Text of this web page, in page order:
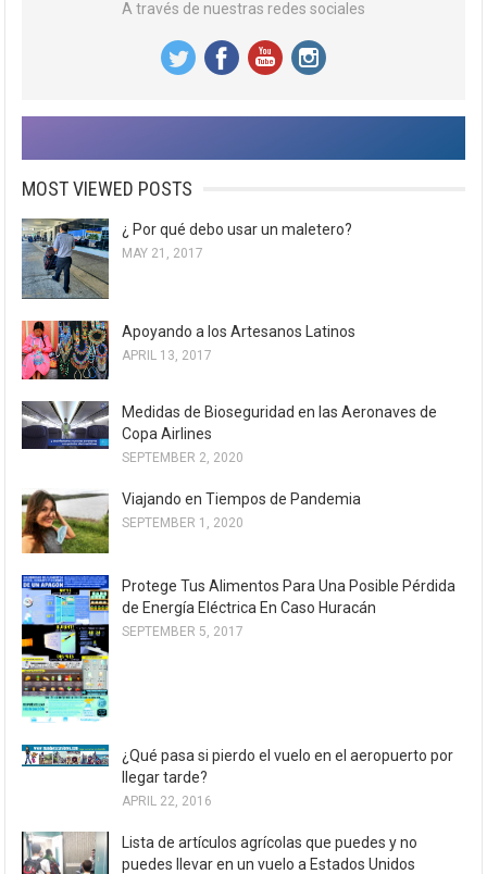
A través de nuestras redes sociales
MOST VIEWED POSTS
¿ Por qué debo usar un maletero?
MAY 21, 2017
Apoyando a los Artesanos Latinos
APRIL 13, 2017
Medidas de Bioseguridad en las Aeronaves de
Copa Airlines
SEPTEMBER 2, 2020
Viajando en Tiempos de Pandemia
SEPTEMBER 1, 2020
Protege Tus Alimentos Para Una Posible Pérdida
de Energía Eléctrica En Caso Huracán
SEPTEMBER 5, 2017
¿Qué pasa si pierdo el vuelo en el aeropuerto por
llegar tarde?
APRIL 22, 2016
Lista de artículos agrícolas que puedes y no
puedes llevar en un vuelo a Estados Unidos